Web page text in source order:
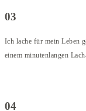
03
Ich lache für mein Leben
einem minutenlangen
04